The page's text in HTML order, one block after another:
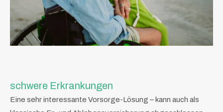
schwere Erkrankungen
Eine sehr interessante Vorsorge-Lösung – kann auch als